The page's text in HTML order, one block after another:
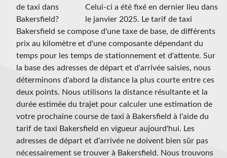
Celui-ci a été fixé en dernier lieu dans
le janvier 2025. Le tarif de taxi
Bakersfield se compose d'une taxe de base, de différents
prix au kilomètre et d'une composante dépendant du
temps pour les temps de stationnement et d'attente. Sur
la base des adresses de départ et d'arrivée saisies, nous
déterminons d'abord la distance la plus courte entre ces
deux points. Nous utilisons la distance résultante et la
durée estimée du trajet pour calculer une estimation de
votre prochaine course de taxi à Bakersfield à l'aide du
tarif de taxi Bakersfield en vigueur aujourd'hui. Les
adresses de départ et d'arrivée ne doivent bien sûr pas
nécessairement se trouver à Bakersfield. Nous trouvons